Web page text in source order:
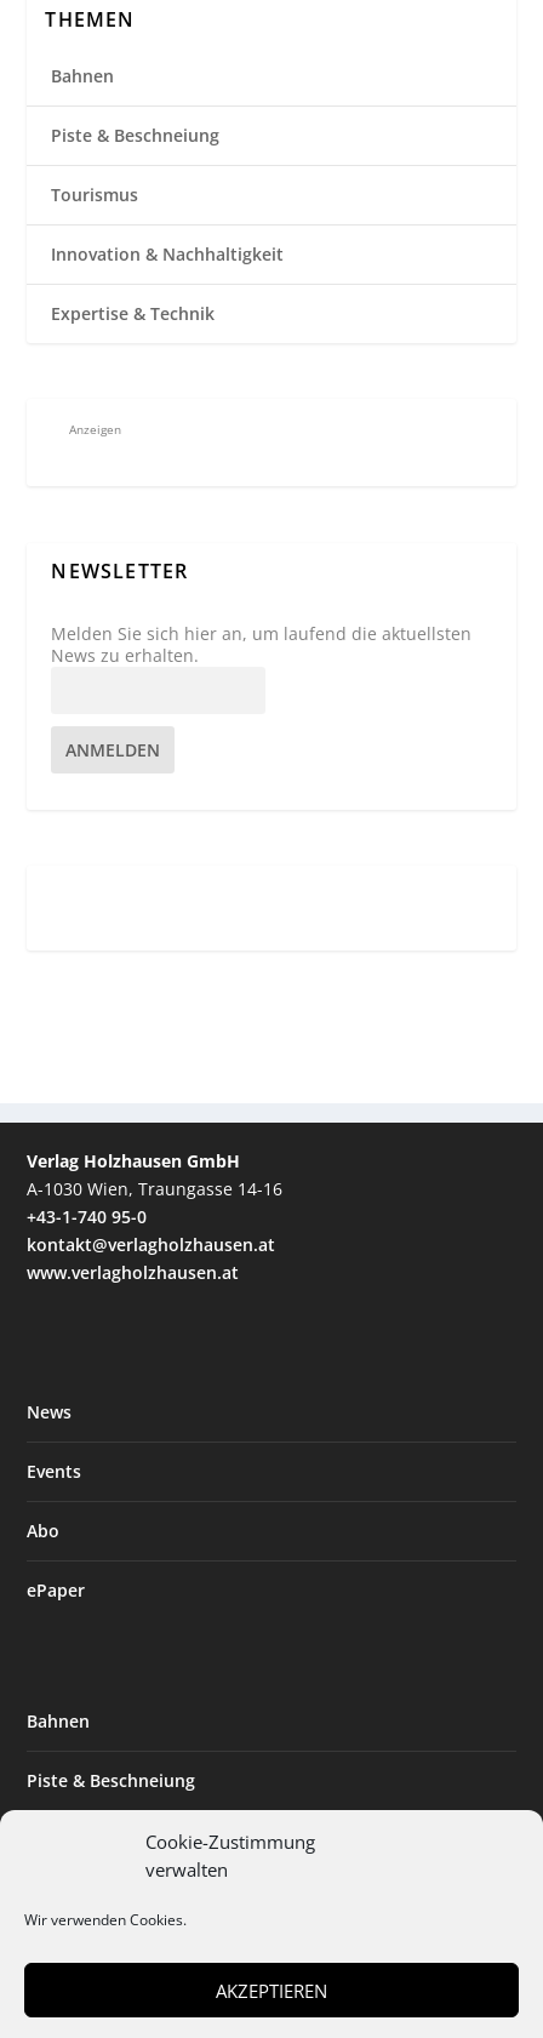
Cookie-Zustimmung
verwalten
Wir verwenden Cookies.
AKZEPTIEREN
THEMEN
Bahnen
Piste & Beschneiung
Tourismus
Innovation & Nachhaltigkeit
Expertise & Technik
Anzeigen
NEWSLETTER
Melden Sie sich hier an, um laufend die aktuellsten
News zu erhalten.
ANMELDEN
Verlag Holzhausen GmbH
A-1030 Wien, Traungasse 14-16
+43-1-740 95-0
kontakt@verlagholzhausen.at
www.verlagholzhausen.at
News
Events
Abo
ePaper
Bahnen
Piste & Beschneiung
Expertise & Technik